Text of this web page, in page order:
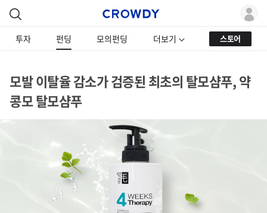
투자 펀딩 모의펀딩 더보기 스토어
모발 이탈율 감소가 검증된 최초의 탈모샴푸, 약
콩모 탈모샴푸